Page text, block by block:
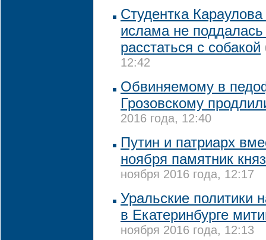
Студентка
ислама не поддалась
расстаться с собакой
12:42
Обвиняемому в
Грозовскому
2016 года, 12:40
Путин и патриарх
ноября памятник
ноября 2016 года, 12:17
Уральские политики
в Екатеринбурге
ноября 2016 года, 12:13